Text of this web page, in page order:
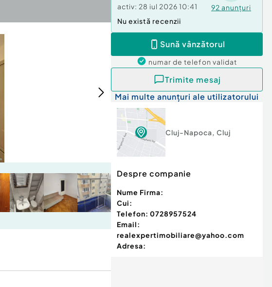
activ: 28 iul 2026 10:41 92 anunțuri
Nu există recenzii
Sună vânzătorul
numar de telefon validat
Trimite mesaj
Mai multe anunțuri ale utilizatorului
Cluj-Napoca, Cluj
Despre companie
Nume Firma:
Cui:
Telefon: 0728957524
Email:
realexpertimobiliare@yahoo.com
Adresa: